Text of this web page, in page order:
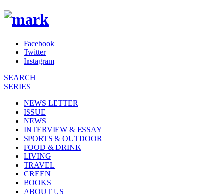
Facebook
Twitter
Instagram
SEARCH
SERIES
NEWS LETTER
ISSUE
NEWS
INTERVIEW & ESSAY
SPORTS & OUTDOOR
FOOD & DRINK
LIVING
TRAVEL
GREEN
BOOKS
ABOUT US